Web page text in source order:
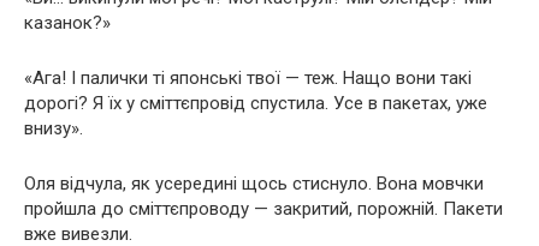
казанок?»
«Ага! І палички ті японські твої — теж. Нащо вони такі
дорогі? Я їх у сміттєпровід спустила. Усе в пакетах, уже
внизу».
Оля відчула, як усередині щось стиснуло. Вона мовчки
пройшла до сміттєпроводу — закритий, порожній. Пакети
вже вивезли.